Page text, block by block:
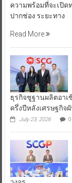
ความพร้อมที่จะเปิด
ปากช่อง ระยะทาง
Read More
ธุรกิจชูฐานผลิตอาเ
ครึ่งปีหลังเศรษฐกิจ
July 23, 2026 0